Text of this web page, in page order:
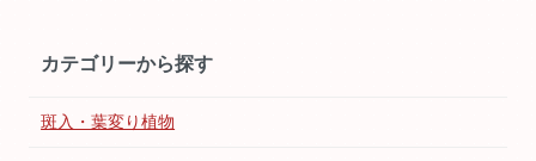
カテゴリーから探す
斑入・葉変り植物